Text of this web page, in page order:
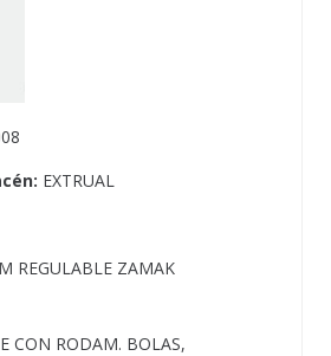
EXTRUAL
REGULABLE ZAMAK
CON RODAM. BOLAS,